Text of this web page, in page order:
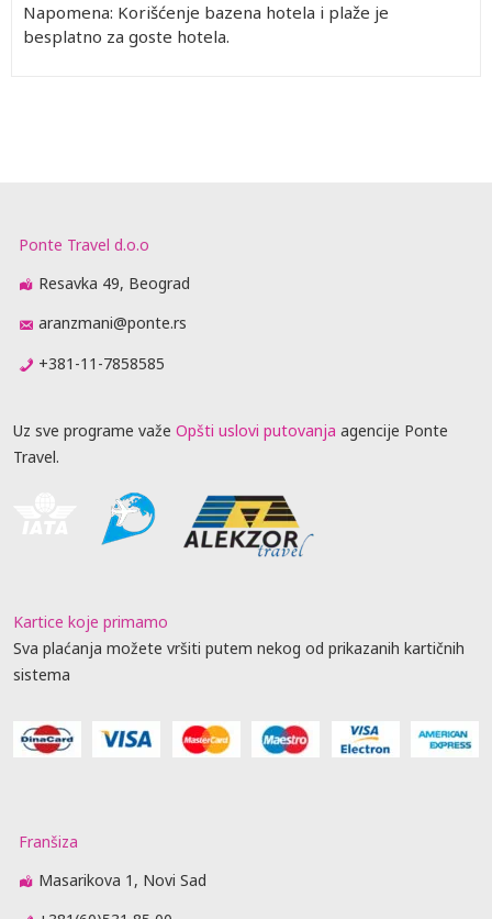
Napomena: Korišćenje bazena hotela i plaže je
besplatno za goste hotela.
Ponte Travel d.o.o
Resavka 49, Beograd
aranzmani@ponte.rs
+381-11-7858585
Uz sve programe važe Opšti uslovi putovanja agencije Ponte
Travel.
Kartice koje primamo
Sva plaćanja možete vršiti putem nekog od prikazanih kartičnih
sistema
Franšiza
Masarikova 1, Novi Sad